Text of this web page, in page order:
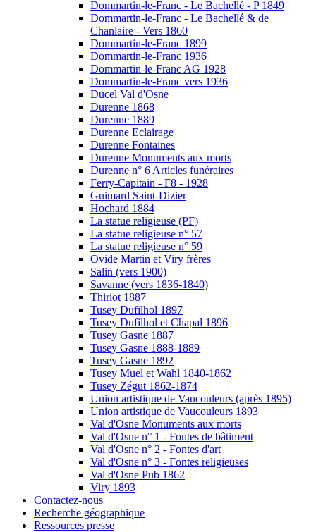
Dommartin-le-Franc - Le Bachellé - P 1849
Dommartin-le-Franc - Le Bachellé & de
Chanlaire - Vers 1860
Dommartin-le-Franc 1899
Dommartin-le-Franc 1936
Dommartin-le-Franc AG 1928
Dommartin-le-Franc vers 1936
Ducel Val d'Osne
Durenne 1868
Durenne 1889
Durenne Eclairage
Durenne Fontaines
Durenne Monuments aux morts
Durenne n° 6 Articles funéraires
Ferry-Capitain - F8 - 1928
Guimard Saint-Dizier
Hochard 1884
La statue religieuse (PF)
La statue religieuse n° 57
La statue religieuse n° 59
Ovide Martin et Viry frères
Salin (vers 1900)
Savanne (vers 1836-1840)
Thiriot 1887
Tusey Dufilhol 1897
Tusey Dufilhol et Chapal 1896
Tusey Gasne 1887
Tusey Gasne 1888-1889
Tusey Gasne 1892
Tusey Muel et Wahl 1840-1862
Tusey Zégut 1862-1874
Union artistique de Vaucouleurs (après 1895)
Union artistique de Vaucouleurs 1893
Val d'Osne Monuments aux morts
Val d'Osne n° 1 - Fontes de bâtiment
Val d'Osne n° 2 - Fontes d'art
Val d'Osne n° 3 - Fontes religieuses
Val d'Osne Pub 1862
Viry 1893
Contactez-nous
Recherche géographique
Ressources presse